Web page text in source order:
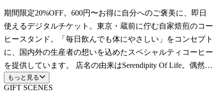
期間限定20%OFF。600円〜お得に自分へのご褒美に、即日
使えるデジタルチケット。東京・蔵前に佇む自家焙煎のコー
ヒースタンド。「毎日飲んでも体にやさしい」をコンセプト
に、国内外の生産者の想いを込めたスペシャルティコーヒー
を提供しています。 店名の由来はSerendipity Of Life。偶然の
出会いが生む幸せな瞬間を大切に、お客様一人ひとりに寄り
添う理想の一杯を届けます。焙煎前後の徹底した品質管理と
もっと見る
GIFT SCENES